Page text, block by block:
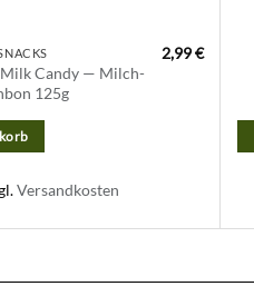
Milk Candy — Milch-
125g
2,99€
Versandkosten